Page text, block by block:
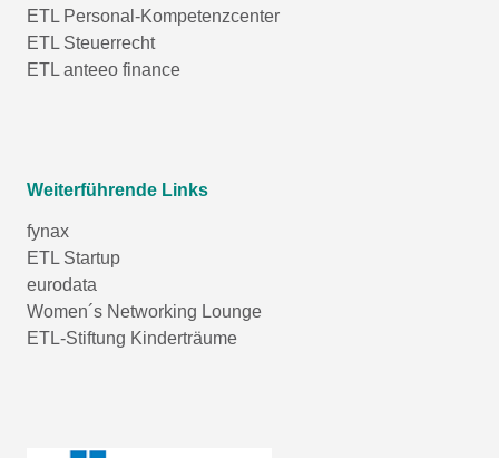
ETL Personal-Kompetenzcenter
ETL Steuerrecht
ETL anteeo finance
Weiterführende Links
fynax
ETL Startup
eurodata
Women´s Networking Lounge
ETL-Stiftung Kinderträume